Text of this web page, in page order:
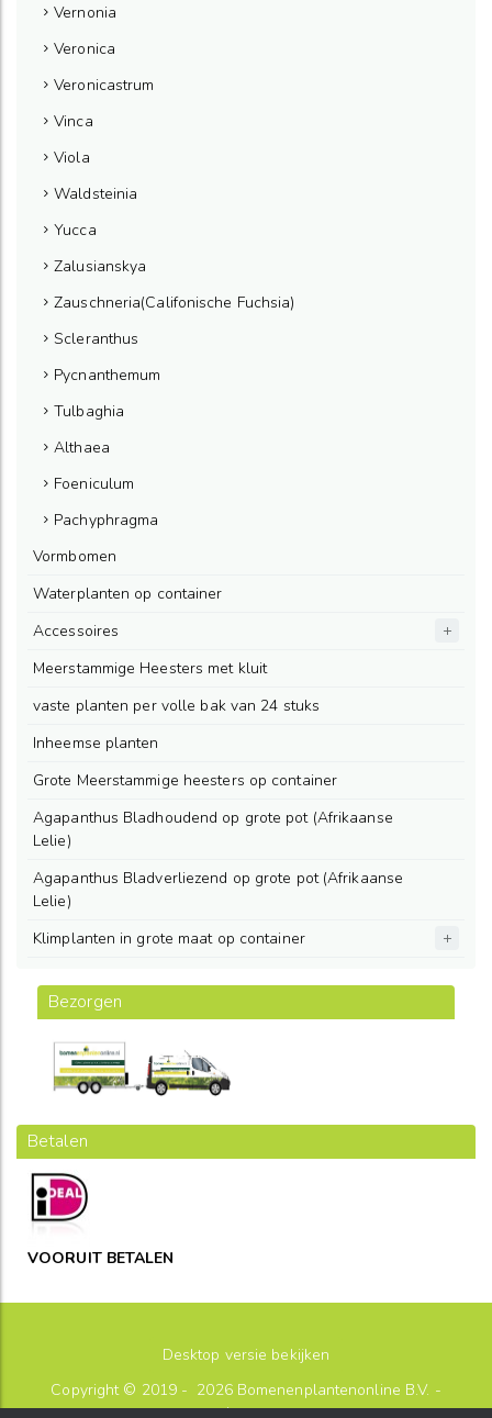
Vernonia
Veronica
Veronicastrum
Vinca
Viola
Waldsteinia
Yucca
Zalusianskya
Zauschneria(Califonische Fuchsia)
Scleranthus
Pycnanthemum
Tulbaghia
Althaea
Foeniculum
Pachyphragma
Vormbomen
Waterplanten op container
Accessoires
Meerstammige Heesters met kluit
vaste planten per volle bak van 24 stuks
Inheemse planten
Grote Meerstammige heesters op container
Agapanthus Bladhoudend op grote pot (Afrikaanse
Lelie)
Agapanthus Bladverliezend op grote pot (Afrikaanse
Lelie)
Klimplanten in grote maat op container
Bezorgen
Betalen
VOORUIT BETALEN
Desktop versie bekijken
Copyright © 2019 - 2026 Bomenenplantenonline B.V. -
sitemap